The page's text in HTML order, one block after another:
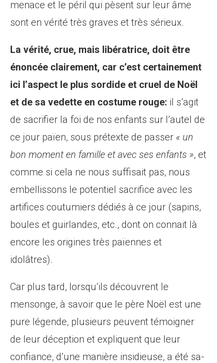
menace et le péril qui pèsent sur leur âme
sont en vérité très graves et très sérieux.
La vérité, crue, mais libératrice, doit être
énoncée clairement, car c’est certainement
ici l’aspect le plus sordide et cruel de Noël
et de sa vedette en costume rouge: il s’agit
de sacrifier la foi de nos enfants sur l’autel de
ce jour païen, sous prétexte de passer « un
bon moment en famille et avec ses enfants », et
comme si cela ne nous suffisait pas, nous
embellissons le potentiel sacrifice avec les
artifices coutumiers dédiés à ce jour (sapins,
boules et guirlandes, etc., dont on connait là
encore les origines très païennes et
idolâtres).
Car plus tard, lorsqu’ils découvrent le
mensonge, à savoir que le père Noël est une
pure légende, plusieurs peuvent témoigner
de leur déception et expliquent que leur
confiance, d’une manière insidieuse, a été sa­